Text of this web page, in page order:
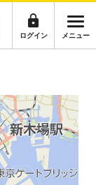
ログイン メニュー